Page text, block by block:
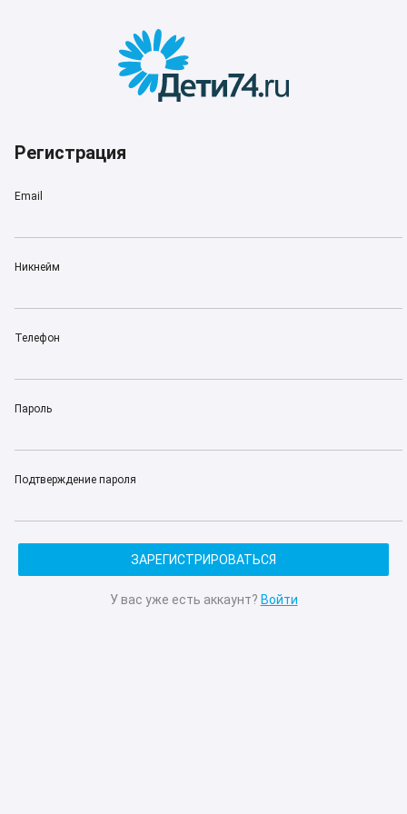
Регистрация
Email
Никнейм
Телефон
Пароль
Подтверждение пароля
ЗАРЕГИСТРИРОВАТЬСЯ
У вас уже есть аккаунт? Войти